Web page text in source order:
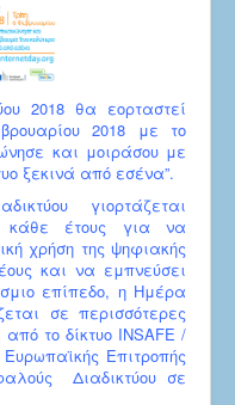
2018 θα εορταστεί
2018 με το
και μοιράσου με
ξεκινά από εσένα”.
γιορτάζεται
κάθε έτους για να
χρήση της ψηφιακής
και να εμπνεύσει
επίπεδο, η Ημέρα
σε περισσότερες
το δίκτυο INSAFE /
Επιτροπής
Διαδικτύου σε